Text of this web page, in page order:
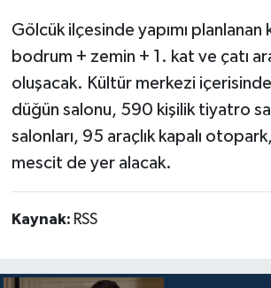
Gölcük ilçesinde yapımı
bodrum + zemin + 1. kat ve çatı
oluşacak. Kültür merkezi
düğün salonu, 590 kişilik tiyatro
salonları, 95 araçlık kapalı otopark,
mescit de yer alacak.
Kaynak: RSS